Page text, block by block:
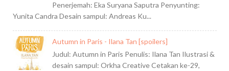
Penerjemah: Eka Suryana Saputra Penyunting:
Yunita Candra Desain sampul: Andreas Ku...
Autumn in Paris - Ilana Tan [spoilers]
Judul: Autumn in Paris Penulis: Ilana Tan Ilustrasi &
desain sampul: Orkha Creative Cetakan ke-29,